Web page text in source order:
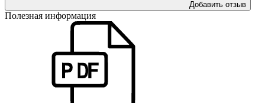
Добавить отзыв
Полезная информация